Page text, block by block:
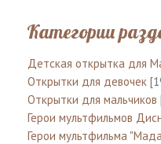
Категории
Детская открытка для
Открытки для девочек
Открытки для мальчиков
Герои мультфильмов
Герои мультфильма